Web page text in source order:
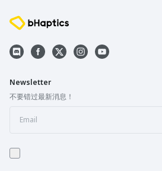
Newsletter
不要错过最新消息！